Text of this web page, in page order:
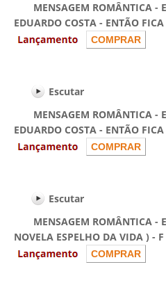
MENSAGEM ROMÂNTICA -
EDUARDO COSTA - ENTÃO
Escutar
MENSAGEM ROMÂNTICA -
EDUARDO COSTA - ENTÃO
Escutar
MENSAGEM ROMÂNTICA -
NOVELA ESPELHO DA VIDA ) -